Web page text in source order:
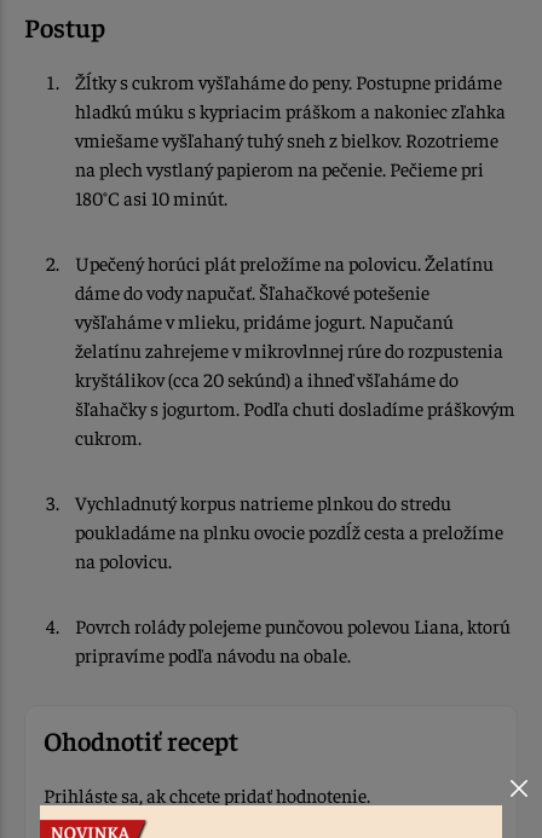
Postup
Žĺtky s cukrom vyšľaháme do peny. Postupne pridáme
hladkú múku s kypriacim práškom a nakoniec zľahka
vmiešame vyšľahaný tuhý sneh z bielkov. Rozotrieme
na plech vystlaný papierom na pečenie. Pečieme pri
180°C asi 10 minút.
Upečený horúci plát preložíme na polovicu. Želatínu
dáme do vody napučať. Šľahačkové potešenie
vyšľaháme v mlieku, pridáme jogurt. Napučanú
želatínu zahrejeme v mikrovlnnej rúre do rozpustenia
kryštálikov (cca 20 sekúnd) a ihneď všľaháme do
šľahačky s jogurtom. Podľa chuti dosladíme práškovým
cukrom.
Vychladnutý korpus natrieme plnkou do stredu
poukladáme na plnku ovocie pozdĺž cesta a preložíme
na polovicu.
Povrch rolády polejeme punčovou polevou Liana, ktorú
pripravíme podľa návodu na obale.
Ohodnotiť recept
Prihláste sa, ak chcete pridať hodnotenie.